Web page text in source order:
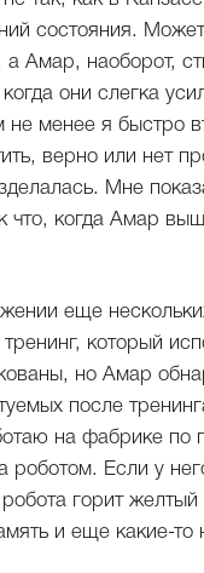
состояния.
Амар, наоборот,
они слегка
не менее я быстро
верно или нет
Мне
что, когда Амар
еще
который
но Амар
после
на фабрике по
Если у
горит желтый
и еще какие-